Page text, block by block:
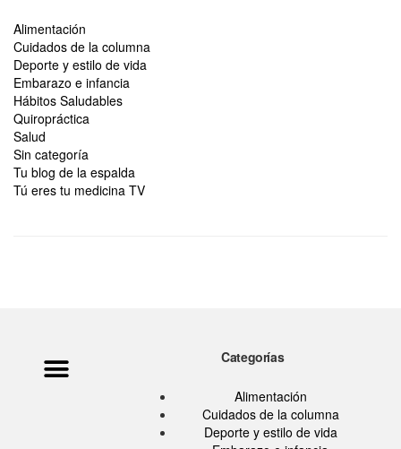
Alimentación
Cuidados de la columna
Deporte y estilo de vida
Embarazo e infancia
Hábitos Saludables
Quiropráctica
Salud
Sin categoría
Tu blog de la espalda
Tú eres tu medicina TV
Categorías
Alimentación
Cuidados de la columna
Deporte y estilo de vida